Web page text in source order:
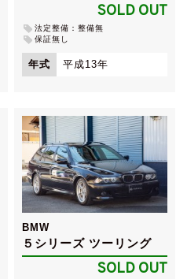
SOLD OUT
法定整備：整備無
保証無し
年式 平成13年
BMW
５シリーズ ツーリング
SOLD OUT